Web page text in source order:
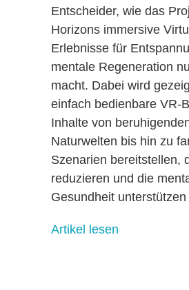
Entscheider, wie das
Horizons immersive
Erlebnisse für
mentale Regeneration
macht. Dabei wird
einfach bedienbare VR-
Inhalte von
Naturwelten bis hin zu
Szenarien bereitstellen,
reduzieren und die
Gesundheit
Artikel lesen